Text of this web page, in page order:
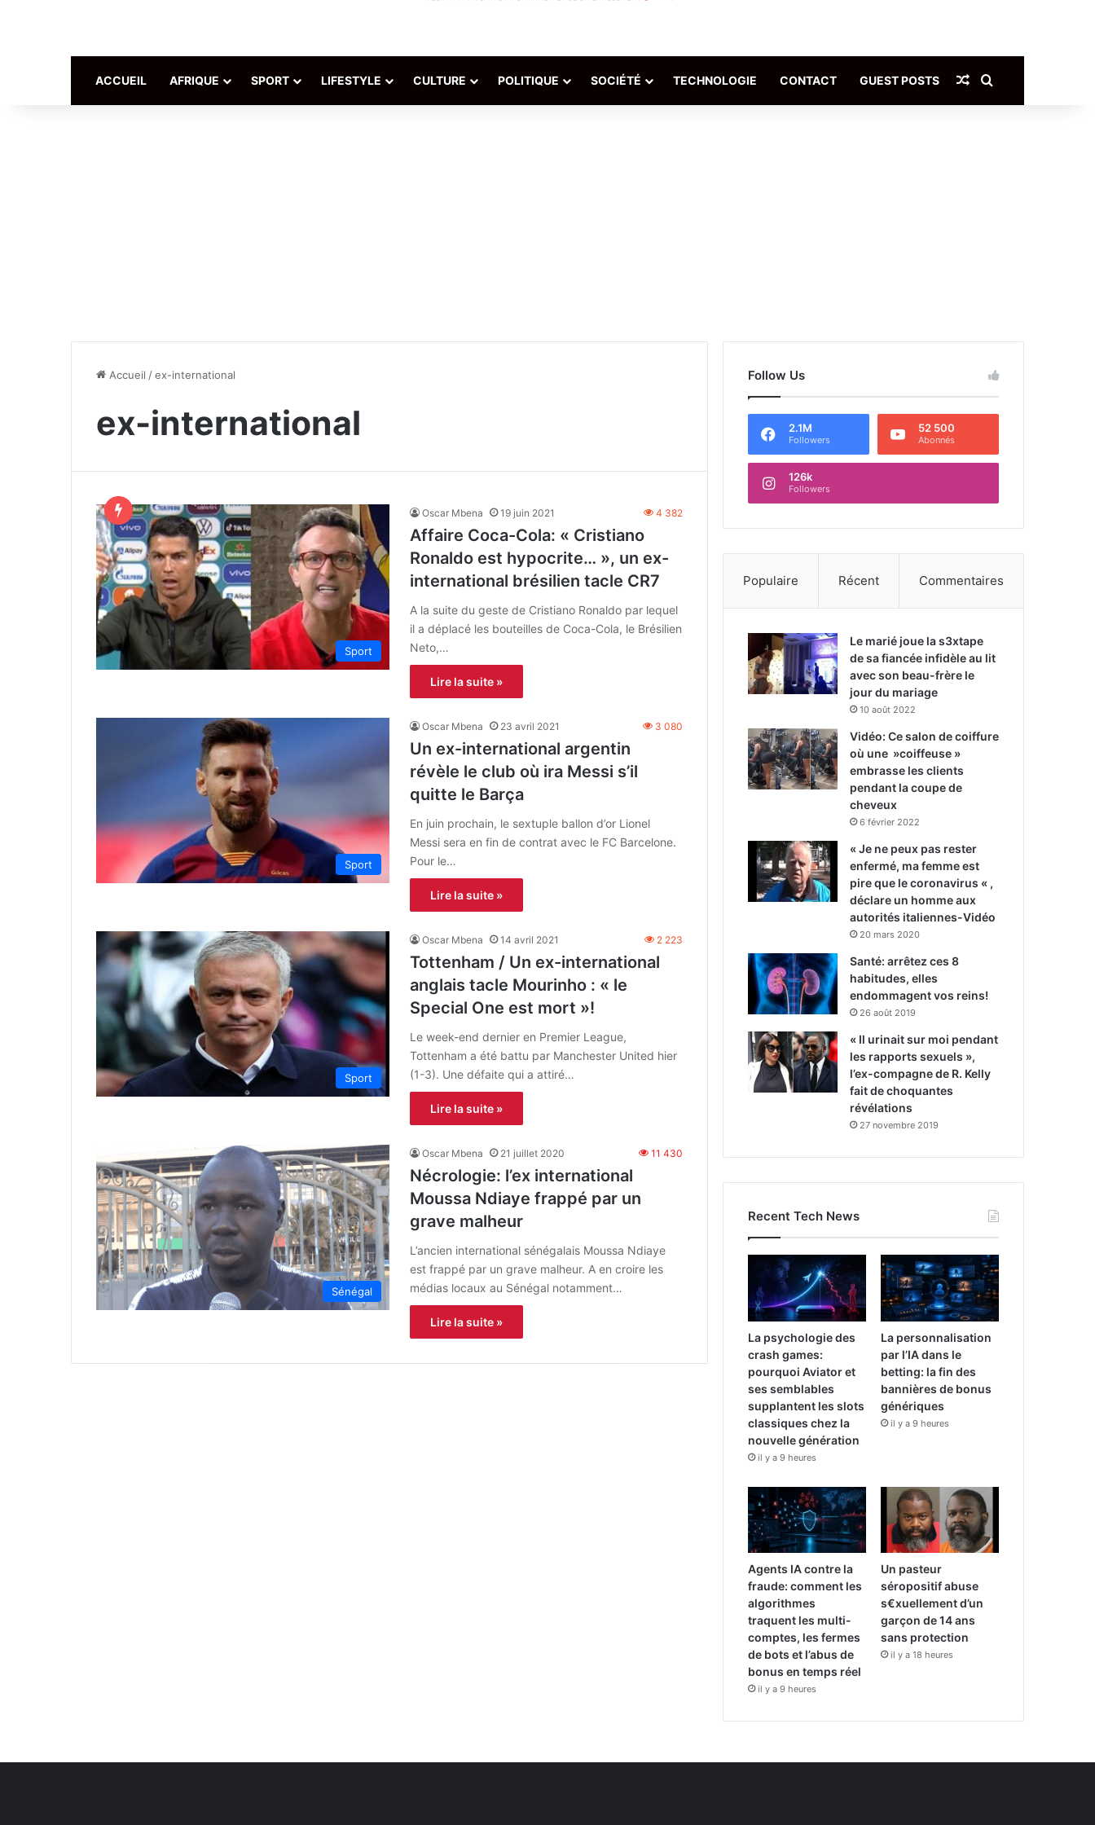
ACCUEIL AFRIQUE SPORT LIFESTYLE CULTURE POLITIQUE SOCIÉTÉ TECHNOLOGIE CONTACT GUEST POSTS Article Aléatoire
Accueil /ex-international
ex-international
Sport
Oscar Mbena 19 juin 2021 4 382
Affaire Coca-Cola: « Cristiano
Ronaldo est hypocrite… », un ex-
international brésilien tacle CR7
A la suite du geste de Cristiano Ronaldo par lequel
il a déplacé les bouteilles de Coca-Cola, le Brésilien
Neto,…
Lire la suite »
Sport
Oscar Mbena 23 avril 2021 3 080
Un ex-international argentin
révèle le club où ira Messi s’il
quitte le Barça
En juin prochain, le sextuple ballon d’or Lionel
Messi sera en fin de contrat avec le FC Barcelone.
Pour le…
Lire la suite »
Sport
Oscar Mbena 14 avril 2021 2 223
Tottenham / Un ex-international
anglais tacle Mourinho : « le
Special One est mort »!
Le week-end dernier en Premier League,
Tottenham a été battu par Manchester United hier
(1-3). Une défaite qui a attiré…
Lire la suite »
Sénégal
Oscar Mbena 21 juillet 2020 11 430
Nécrologie: l’ex international
Moussa Ndiaye frappé par un
grave malheur
L’ancien international sénégalais Moussa Ndiaye
est frappé par un grave malheur. A en croire les
médias locaux au Sénégal notamment…
Lire la suite »
Follow Us
2.1M
Followers
52 500
Abonnés
126k
Followers
Populaire Récent Commentaires
Le marié joue la s3xtape
de sa fiancée infidèle au lit
avec son beau-frère le
jour du mariage
10 août 2022
Vidéo: Ce salon de coiffure
où une »coiffeuse »
embrasse les clients
pendant la coupe de
cheveux
6 février 2022
« Je ne peux pas rester
enfermé, ma femme est
pire que le coronavirus « ,
déclare un homme aux
autorités italiennes-Vidéo
20 mars 2020
Santé: arrêtez ces 8
habitudes, elles
endommagent vos reins!
26 août 2019
« Il urinait sur moi pendant
les rapports sexuels »,
l’ex-compagne de R. Kelly
fait de choquantes
révélations
27 novembre 2019
Recent Tech News
La psychologie des
crash games:
pourquoi Aviator et
ses semblables
supplantent les slots
classiques chez la
nouvelle génération
il y a 9 heures
La personnalisation
par l’IA dans le
betting: la fin des
bannières de bonus
génériques
il y a 9 heures
Agents IA contre la
fraude: comment les
algorithmes
traquent les multi-
comptes, les fermes
de bots et l’abus de
bonus en temps réel
il y a 9 heures
Un pasteur
séropositif abuse
s€xuellement d’un
garçon de 14 ans
sans protection
il y a 18 heures